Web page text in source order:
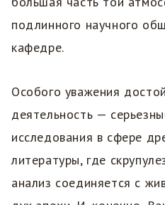
подлинного научного
кафедре.
Особого уважения
деятельность —
исследования в сфере
литературы, где
анализ соединяется с